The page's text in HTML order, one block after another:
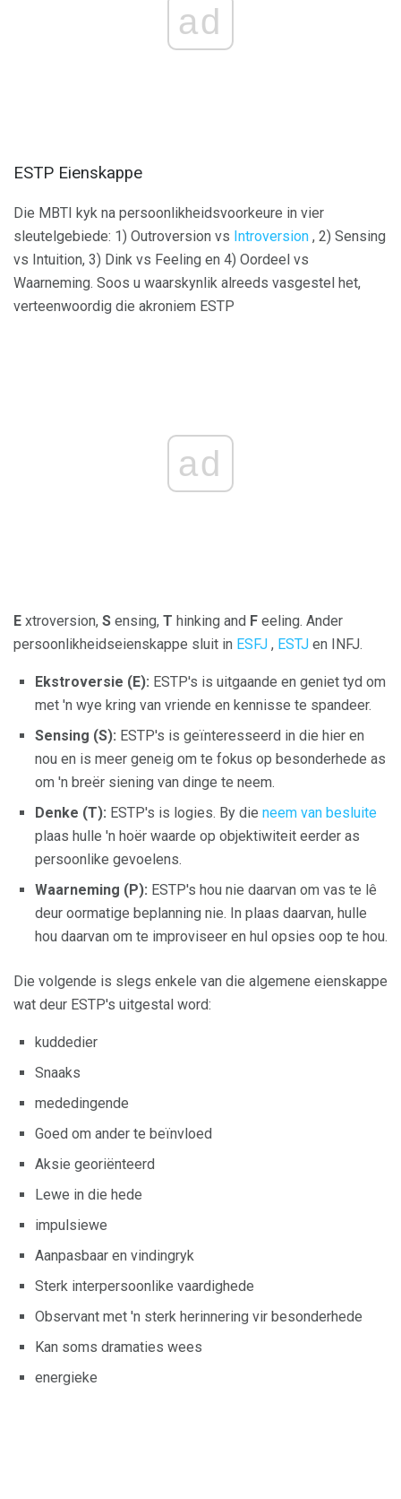
ad
ESTP Eienskappe
Die MBTI kyk na persoonlikheidsvoorkeure in vier
sleutelgebiede: 1) Outroversion vs Introversion , 2) Sensing
vs Intuition, 3) Dink vs Feeling en 4) Oordeel vs
Waarneming. Soos u waarskynlik alreeds vasgestel het,
verteenwoordig die akroniem ESTP
ad
E xtroversion, S ensing, T hinking and F eeling. Ander
persoonlikheidseienskappe sluit in ESFJ , ESTJ en INFJ.
Ekstroversie (E): ESTP's is uitgaande en geniet tyd om
met 'n wye kring van vriende en kennisse te spandeer.
Sensing (S): ESTP's is geïnteresseerd in die hier en
nou en is meer geneig om te fokus op besonderhede as
om 'n breër siening van dinge te neem.
Denke (T): ESTP's is logies. By die neem van besluite
plaas hulle 'n hoër waarde op objektiwiteit eerder as
persoonlike gevoelens.
Waarneming (P): ESTP's hou nie daarvan om vas te lê
deur oormatige beplanning nie. In plaas daarvan, hulle
hou daarvan om te improviseer en hul opsies oop te hou.
Die volgende is slegs enkele van die algemene eienskappe
wat deur ESTP's uitgestal word:
kuddedier
Snaaks
mededingende
Goed om ander te beïnvloed
Aksie georiënteerd
Lewe in die hede
impulsiewe
Aanpasbaar en vindingryk
Sterk interpersoonlike vaardighede
Observant met 'n sterk herinnering vir besonderhede
Kan soms dramaties wees
energieke